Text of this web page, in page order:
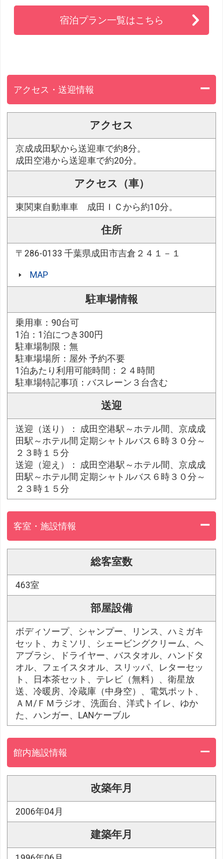
宿泊プラン一覧はこちら
アクセス・送迎情報
アクセス
京成成田駅から送迎車で約8分。
成田空港から送迎車で約20分。
アクセス（車）
東関東自動車車 成田ＩＣから約10分。
住所
〒286-0133 千葉県成田市吉倉２４１－１
MAP
駐車場情報
乗用車：90台可
1泊：1泊につき300円
駐車場制限：無
駐車場場所：屋外 予約不要
1泊あたり利用可能時間：２４時間
駐車場特記事項：バスレーン３台含む
送迎
送迎（送り）： 成田空港駅～ホテル間、京成成
田駅～ホテル間 定期シャトルバス６時３０分～
２３時１５分
送迎（迎え）： 成田空港駅～ホテル間、京成成
田駅～ホテル間 定期シャトルバス６時３０分～
２３時１５分
客室・施設情報
総客室数
463室
部屋設備
ボディソープ、シャンプー、リンス、ハミガキ
セット、カミソリ、シェービングクリーム、ヘ
アブラシ、ドライヤー、バスタオル、ハンドタ
オル、フェイスタオル、スリッパ、レターセッ
ト、日本茶セット、テレビ（無料）、衛星放
送、冷暖房、冷蔵庫（中身空）、電気ポット、
ＡＭ/ＦＭラジオ、洗面台、洋式トイレ、ゆか
た、ハンガー、LANケーブル
館内施設情報
改築年月
2006年04月
建築年月